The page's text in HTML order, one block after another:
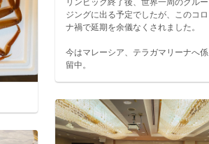
リンピック終了後、世界一周のクルー
ジングに出る予定でしたが、このコロ
ナ禍で延期を余儀なくされました。
今はマレーシア、テラガマリーナへ係
留中。